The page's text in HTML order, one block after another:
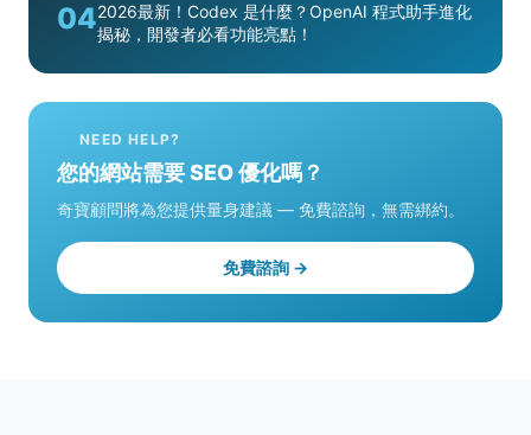
042026最新！Codex 是什麼？OpenAI 程式助手進化
揭秘，開發者必看功能亮點！
NEED HELP?
您的網站需要 SEO 優化嗎？
奇寶顧問將為您提供量身建議 — 免費諮詢，無需綁約。
免費諮詢 →